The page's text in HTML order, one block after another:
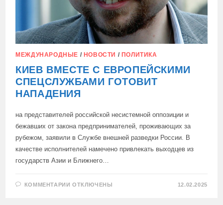
МЕЖДУНАРОДНЫЕ / НОВОСТИ / ПОЛИТИКА
КИЕВ ВМЕСТЕ С ЕВРОПЕЙСКИМИ
СПЕЦСЛУЖБАМИ ГОТОВИТ
НАПАДЕНИЯ
на представителей российской несистемной оппозиции и
бежавших от закона предпринимателей, проживающих за
рубежом, заявили в Службе внешней разведки России. В
качестве исполнителей намечено привлекать выходцев из
государств Азии и Ближнего…
КОММЕНТАРИИ К
ОТКЛЮЧЕНЫ 12.02.2025